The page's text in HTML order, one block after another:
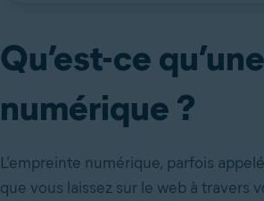
Qu’est-ce
numérique ?
L’empreinte numérique, parfois
que vous laissez sur le web à